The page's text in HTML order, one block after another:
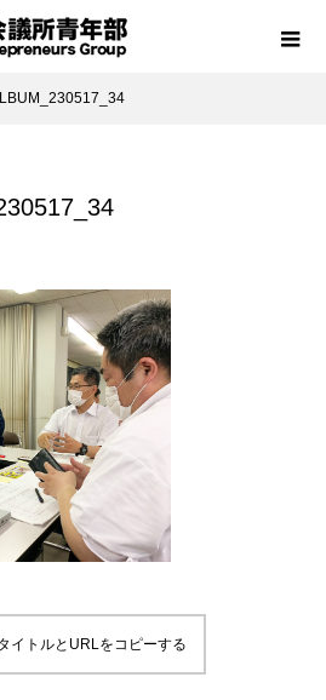
イトルとURLをコピーする